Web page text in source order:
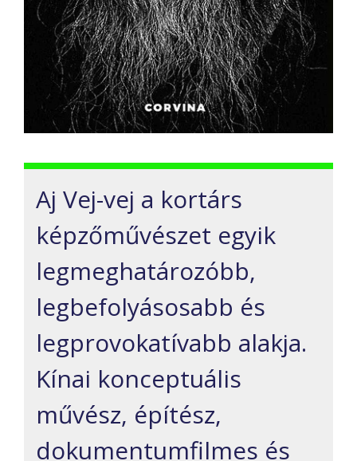
Aj Vej-vej a kortárs
képzőművészet egyik
legmeghatározóbb,
legbefolyásosabb és
legprovokatívabb alakja.
Kínai konceptuális
művész, építész,
dokumentumfilmes és